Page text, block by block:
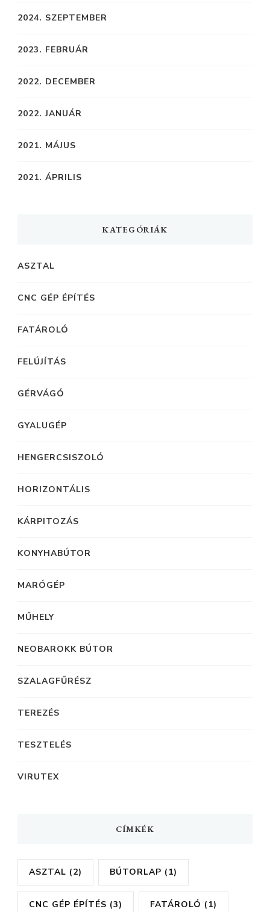
2024. SZEPTEMBER
2023. FEBRUÁR
2022. DECEMBER
2022. JANUÁR
2021. MÁJUS
2021. ÁPRILIS
KATEGÓRIÁK
ASZTAL
CNC GÉP ÉPÍTÉS
FATÁROLÓ
FELÚJÍTÁS
GÉRVÁGÓ
GYALUGÉP
HENGERCSISZOLÓ
HORIZONTÁLIS
KÁRPITOZÁS
KONYHABÚTOR
MARÓGÉP
MŰHELY
NEOBAROKK BÚTOR
SZALAGFŰRÉSZ
TEREZÉS
TESZTELÉS
VIRUTEX
CÍMKÉK
ASZTAL (2) BÚTORLAP (1)
CNC GÉP ÉPÍTÉS (3) FATÁROLÓ (1)